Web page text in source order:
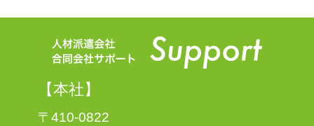
【本社】
〒410-0822